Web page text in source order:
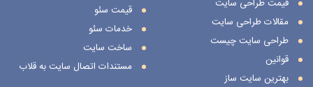
قیمت سئو
خدمات سئو
ساخت سایت
مستندات اتصال سایت به قلاب
قیمت طراحی سایت
مقالات طراحی سایت
طراحی سایت چیست
قوانین
بهترین سایت ساز